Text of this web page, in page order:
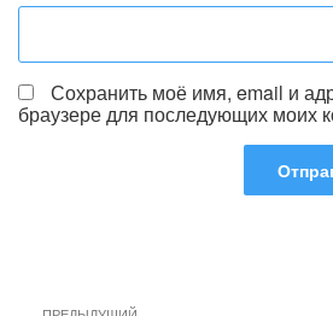
Сохранить моё имя, email и
браузере для последующих моих